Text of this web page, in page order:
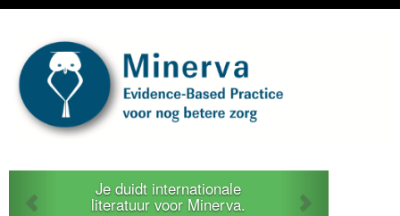
Je duidt internationale
literatuur voor Minerva.
Previous